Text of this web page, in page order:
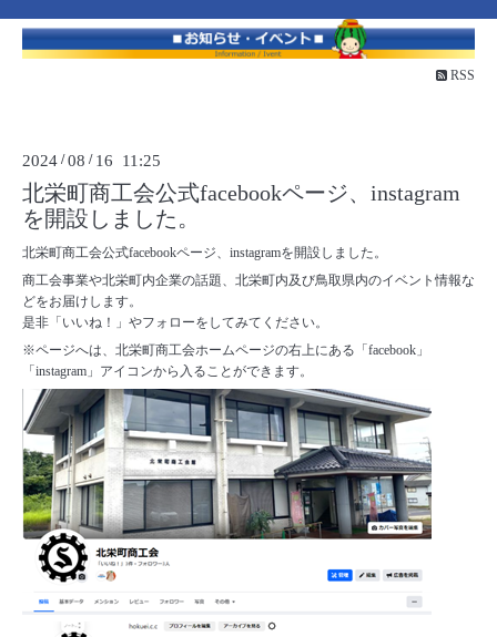
RSS
2024 /08 / 16 11:25
北栄町商工会公式facebookページ、instagram
を開設しました。
北栄町商工会公式facebookページ、instagramを開設しました。
商工会事業や北栄町内企業の話題、北栄町内及び鳥取県内のイベント情報な
どをお届けします。
是非「いいね！」やフォローをしてみてください。
※ページへは、北栄町商工会ホームページの右上にある「facebook」
「instagram」アイコンから入ることができます。